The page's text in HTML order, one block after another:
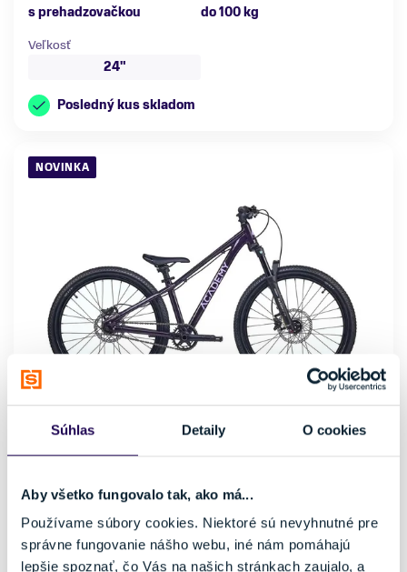
Súhlas Detaily O cookies
Aby všetko fungovalo tak, ako má...
Používame súbory cookies. Niektoré sú nevyhnutné pre
správne fungovanie nášho webu, iné nám pomáhajú
lepšie spoznať, čo Vás na našich stránkach zaujalo, a
s prehadzovačkou
do 100 kg
Veľkosť
24"
Posledný kus skladom
NOVINKA
Bicykel Academy S-GRADE Pump 5 Fialová
Kategória
Dirt a BMX bicykle
Hliník
Nosnosť